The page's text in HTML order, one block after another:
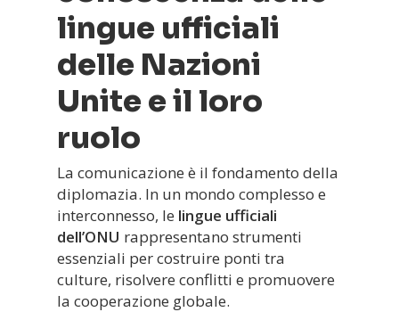
lingue ufficiali
delle Nazioni
Unite e il loro
ruolo
La comunicazione è il fondamento della
diplomazia. In un mondo complesso e
interconnesso, le lingue ufficiali
dell’ONU rappresentano strumenti
essenziali per costruire ponti tra
culture, risolvere conflitti e promuovere
la cooperazione globale.